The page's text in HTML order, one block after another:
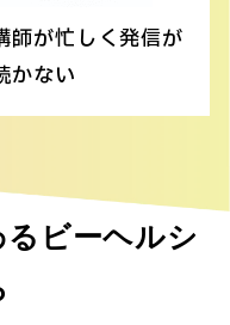
師が忙しく発信が
かない
ビーヘルシ